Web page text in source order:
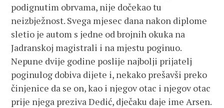
podignutim obrvama, nije dočekao tu
neizbježnost. Svega mjesec dana nakon diplome
sletio je autom s jedne od brojnih okuka na
Jadranskoj magistrali i na mjestu poginuo.
Nepune dvije godine poslije najbolji prijatelj
poginulog dobiva dijete i, nekako prešavši preko
činjenice da se on, kao i njegov otac i njegov otac
prije njega preziva Dedić, dječaku daje ime Arsen.